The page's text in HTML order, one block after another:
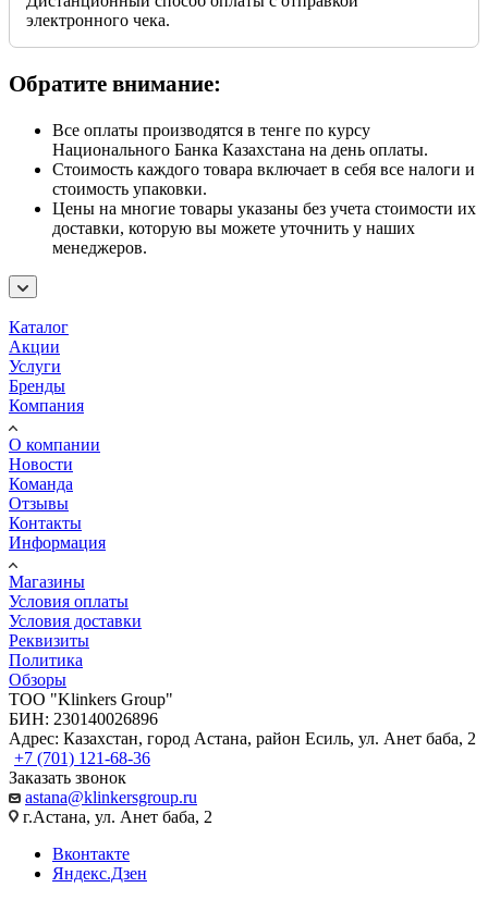
электронного чека.
Обратите внимание:
Все оплаты производятся в тенге по курсу
Национального Банка Казахстана на день оплаты.
Стоимость каждого товара включает в себя все налоги и
стоимость упаковки.
Цены на многие товары указаны без учета стоимости их
доставки, которую вы можете уточнить у наших
менеджеров.
Каталог
Акции
Услуги
Бренды
Компания
О компании
Новости
Команда
Отзывы
Контакты
Информация
Магазины
Условия оплаты
Условия доставки
Реквизиты
Политика
Обзоры
TOO "Klinkers Group"
БИН: 230140026896
Адрес: Казахстан, город Астана, район Есиль, ул. Анет баба, 2
+7 (701) 121-68-36
Заказать звонок
astana@klinkersgroup.ru
г.Астана, ул. Анет баба, 2
Вконтакте
Яндекс.Дзен